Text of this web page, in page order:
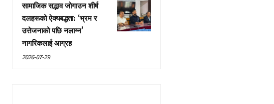
सामाजिक सद्भाव जोगाउन शीर्ष
दलहरूको ऐक्यबद्धता: ‘भ्रम र
उत्तेजनाको पछि नलाग्न’
नागरिकलाई आग्रह
2026-07-29